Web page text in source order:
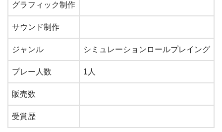
グラフィック制作
サウンド制作
ジャンル シミュレーションロールプレイング
プレー人数 1人
販売数
受賞歴